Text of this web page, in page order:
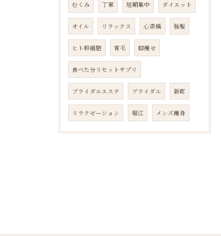
むくみ 丁寧 短期集中 ダイエット
オイル リラックス 心斎橋 強髪
ヒト幹細胞 育毛 脚痩せ
食べた分リセットサプリ
ブライダルエステ ブライダル 新町
リラクゼーション 堀江 メンズ痩身